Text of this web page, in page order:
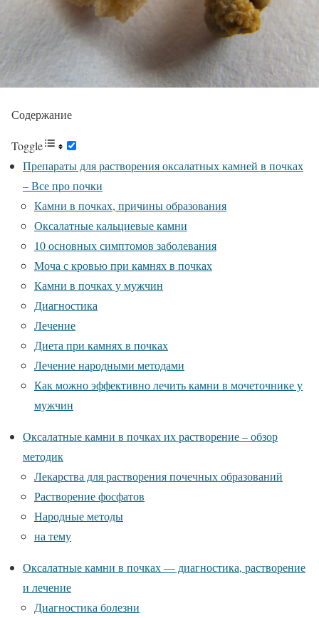
Содержание
Toggle
Препараты для растворения оксалатных камней в почках
– Все про почки
Камни в почках, причины образования
Оксалатные кальциевые камни
10 основных симптомов заболевания
Моча с кровью при камнях в почках
Камни в почках у мужчин
Диагностика
Лечение
Диета при камнях в почках
Лечение народными методами
Как можно эффективно лечить камни в мочеточнике у
мужчин
Оксалатные камни в почках их растворение – обзор
методик
Лекарства для растворения почечных образований
Растворение фосфатов
Народные методы
на тему
Оксалатные камни в почках — диагностика, растворение
и лечение
Диагностика болезни